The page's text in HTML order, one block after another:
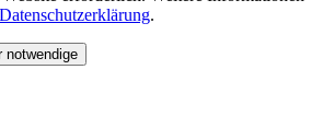
Datenschutzerklärung.
notwendige